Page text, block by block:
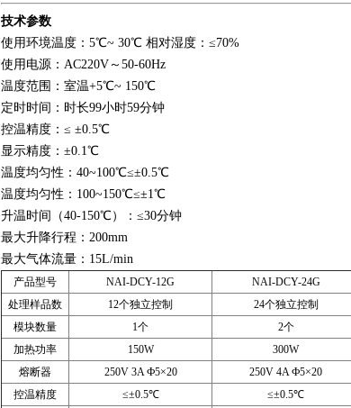
技术参数
使用环境温度：5℃~ 30℃ 相对湿度：≤70%
使用电源：AC220V～50-60Hz
温度范围：室温+5℃~ 150℃
定时时间：时长99小时59分钟
控温精度：≤ ±0.5℃
显示精度：±0.1℃
温度均匀性：40~100℃≤±0.5℃
温度均匀性：100~150℃≤±1℃
升温时间（40-150℃）：≤30分钟
最大升降行程：200mm
最大气体流量：15L/min
产品型号 NAI-DCY-12G
NAI-DCY-24G
处理样品数
12个独立控制
24个独立控制
模块数量
1个
2个
加热功率
150W
300W
熔断器
250V 3A Ф5×20
250V 4A Ф5×20
控温精度
≤±0.5℃
≤±0.5℃